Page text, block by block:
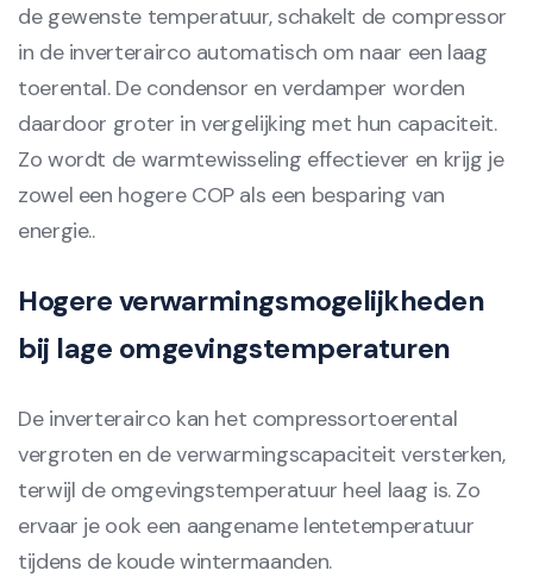
de gewenste temperatuur, schakelt de compressor
in de inverterairco automatisch om naar een laag
toerental. De condensor en verdamper worden
daardoor groter in vergelijking met hun capaciteit.
Zo wordt de warmtewisseling effectiever en krijg je
zowel een hogere COP als een besparing van
energie..
Hogere verwarmingsmogelijkheden
bij lage omgevingstemperaturen
De inverterairco kan het compressortoerental
vergroten en de verwarmingscapaciteit versterken,
terwijl de omgevingstemperatuur heel laag is. Zo
ervaar je ook een aangename lentetemperatuur
tijdens de koude wintermaanden.